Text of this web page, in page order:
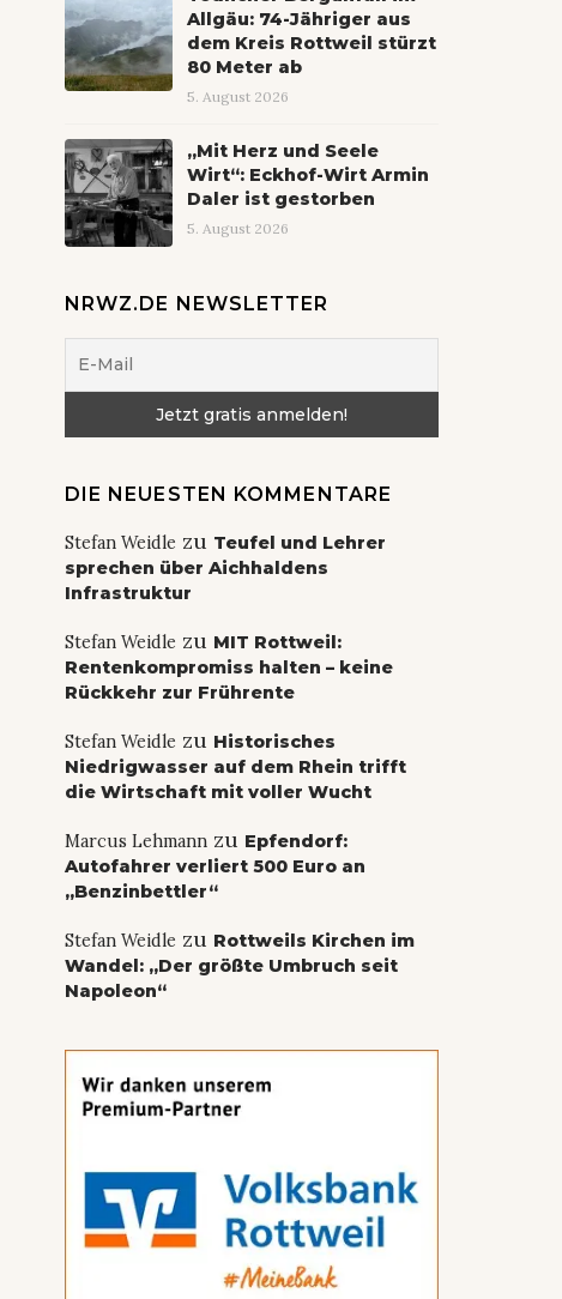
Allgäu: 74-Jähriger aus
dem Kreis Rottweil stürzt
80 Meter ab
5. August 2026
„Mit Herz und Seele
Wirt“: Eckhof-Wirt Armin
Daler ist gestorben
5. August 2026
NRWZ.DE NEWSLETTER
DIE NEUESTEN KOMMENTARE
Stefan Weidle zu Teufel und Lehrer
sprechen über Aichhaldens
Infrastruktur
Stefan Weidle zu MIT Rottweil:
Rentenkompromiss halten – keine
Rückkehr zur Frührente
Stefan Weidle zu Historisches
Niedrigwasser auf dem Rhein trifft
die Wirtschaft mit voller Wucht
Marcus Lehmannzu Epfendorf:
Autofahrer verliert 500 Euro an
„Benzinbettler“
Stefan Weidle zu Rottweils Kirchen im
Wandel: „Der größte Umbruch seit
Napoleon“